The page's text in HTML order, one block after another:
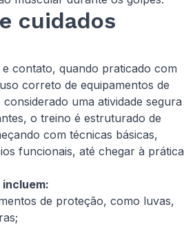
cuidados
contato, quando praticado com
correto de equipamentos de
uma atividade segura
o treino é estruturado de
com técnicas básicas,
funcionais, até chegar à prática
de proteção, como luvas,